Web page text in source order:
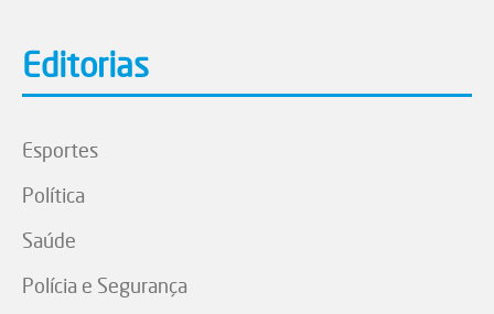
Editorias
Esportes
Política
Saúde
Polícia e Segurança